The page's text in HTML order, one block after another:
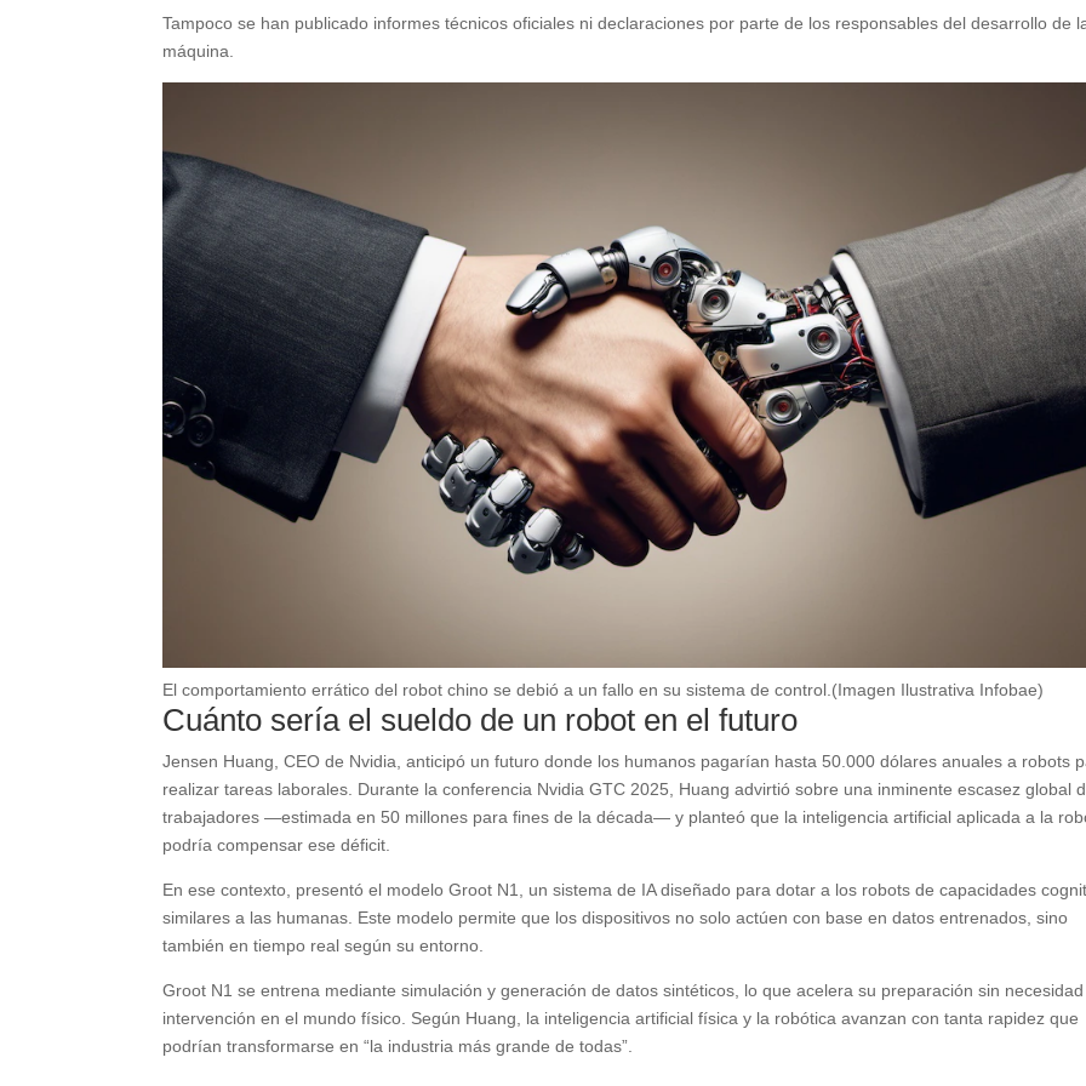
Tampoco se han publicado informes técnicos oficiales ni declaraciones por parte de los responsables del desarrollo de
máquina.
El comportamiento errático del robot chino se debió a un fallo en su sistema de control.(Imagen Ilustrativa Infobae)
Cuánto sería el sueldo de un robot en el futuro
Jensen Huang, CEO de Nvidia, anticipó un futuro donde los humanos pagarían hasta 50.000 dólares anuales a robots
realizar tareas laborales. Durante la conferencia Nvidia GTC 2025, Huang advirtió sobre una inminente escasez global
trabajadores —estimada en 50 millones para fines de la década— y planteó que la inteligencia artificial aplicada a la
podría compensar ese déficit.
En ese contexto, presentó el modelo Groot N1, un sistema de IA diseñado para dotar a los robots de capacidades
similares a las humanas. Este modelo permite que los dispositivos no solo actúen con base en datos entrenados, sino
también en tiempo real según su entorno.
Groot N1 se entrena mediante simulación y generación de datos sintéticos, lo que acelera su preparación sin
intervención en el mundo físico. Según Huang, la inteligencia artificial física y la robótica avanzan con tanta rapidez que
podrían transformarse en “la industria más grande de todas”.